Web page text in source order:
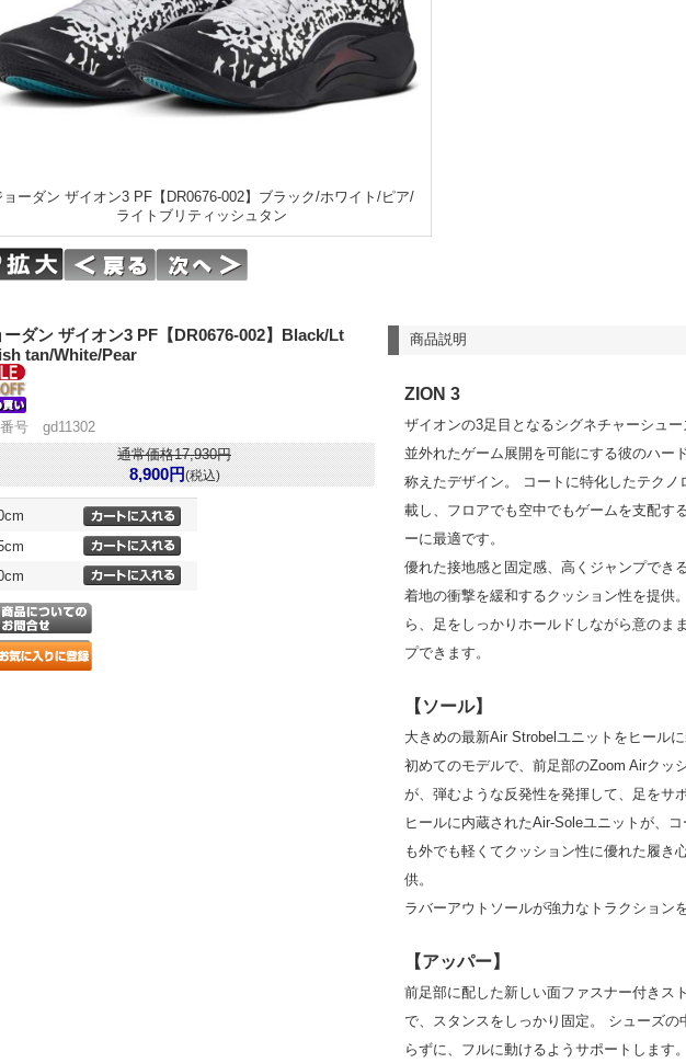
ョーダン ザイオン3 PF【DR0676-002】ブラック/ホワイト/ピア/
ライトブリティッシュタン
商品説明
ZION 3
ザイオンの3足目となるシグネチャーシュー
並外れたゲーム展開を可能にする彼のハー
称えたデザイン。 コートに特化したテクノ
載し、フロアでも空中でもゲームを支配す
ーに最適です。
優れた接地感と固定感、高くジャンプでき
着地の衝撃を緩和するクッション性を提供
ら、足をしっかりホールドしながら意のま
プできます。
【ソール】
大きめの最新Air Strobelユニットをヒール
初めてのモデルで、前足部のZoom Airクッ
が、弾むような反発性を発揮して、足をサポ
ヒールに内蔵されたAir-Soleユニットが、
も外でも軽くてクッション性に優れた履き
供。
ラバーアウトソールが強力なトラクションを
【アッパー】
前足部に配した新しい面ファスナー付きス
で、スタンスをしっかり固定。 シューズの
らずに、フルに動けるようサポートします。
ーダン ザイオン3 PF【DR0676-002】Black/Lt
tan/White/Pear
号 gd11302
通常価格17,930円
8,900円(税込)